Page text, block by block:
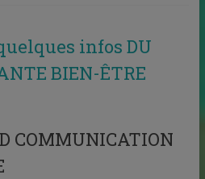
infos DU
BIEN-ÊTRE
COMMUNICATION